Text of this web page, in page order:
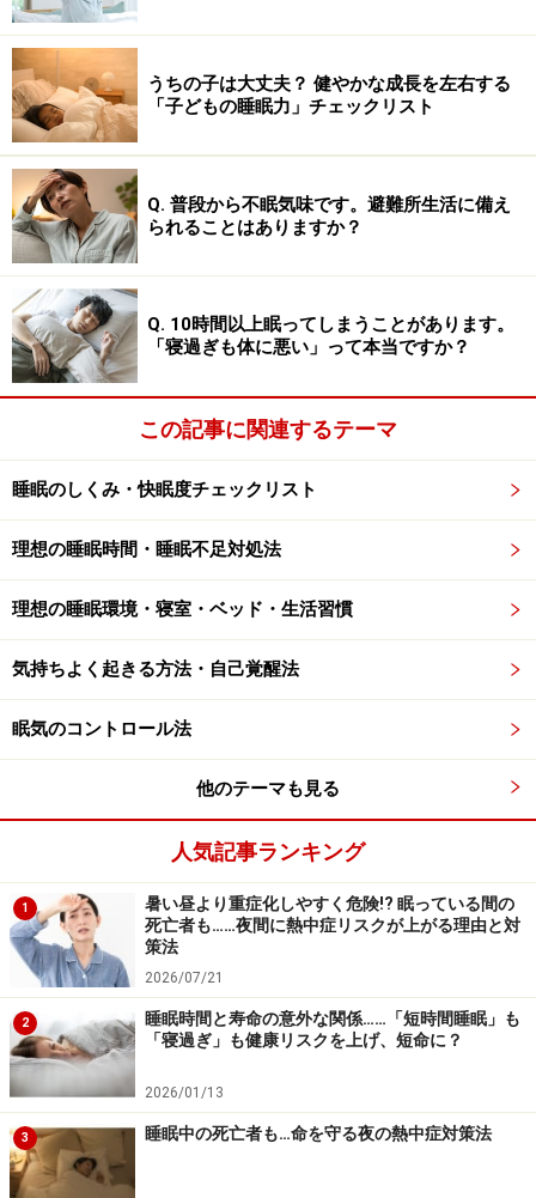
最後に、汚れ落ちの状態や異物の有無などを検査して、
依頼主の元へ返送されます。布団を工場に送ってから、
約1週間で戻ってきます。料金は、布団を受け取った時
に支払うシステムです。
「ザブザブふとんクリーニング」の料金
布団の丸洗いは、できれば年1回がおススメです。季節
の変わり目などに、それまで使っていた布団をクリーニ
ングに出す人が多いようです。
「スタンダードコース」のほかに、「抗菌・防臭コー
ス」があります。このコースではスタンダードコースに
加えて、オゾン殺菌処理と銀イオン抗菌処理が行われま
す。
クが6,300円、2枚パックが9,030円、一番人気の3枚パッ
クが11,550円です。抗菌・防臭コースは1枚パックが
ふとんクリニック（マルハチ）
ふかふか大好き！ 布団の正しい干し方と保管法
※記事内容は執筆時点のものです。最新の内容をご確認くださ
い。
※当サイトにおける医師・医療従事者等による情報の提供は、診
断・治療行為ではありません。診断・治療を必要とする方は、適
切な医療機関での受診をおすすめいたします。記事内容は執筆者
個人の見解によるものであり、全ての方への有効性を保証するも
のではありません。当サイトで提供する情報に基づいて被ったい
かなる損害についても、当社、各ガイド、その他当社と契約した
情報提供者は一切の責任を負いかねます。
免責事項
うちの子は大丈夫？ 健やかな成長を左右する
「子どもの睡眠力」チェックリスト
Q. 普段から不眠気味です。避難所生活に備え
られることはありますか？
Q. 10時間以上眠ってしまうことがあります。
「寝過ぎも体に悪い」って本当ですか？
この記事に関連するテーマ
睡眠のしくみ・快眠度チェックリスト
理想の睡眠時間・睡眠不足対処法
理想の睡眠環境・寝室・ベッド・生活習慣
気持ちよく起きる方法・自己覚醒法
眠気のコントロール法
他のテーマも見る
人気記事ランキング
1
暑い昼より重症化しやすく危険!? 眠っている間の
死亡者も……夜間に熱中症リスクが上がる理由と対
策法
2026/07/21
2
睡眠時間と寿命の意外な関係……「短時間睡眠」も
「寝過ぎ」も健康リスクを上げ、短命に？
2026/01/13
3 睡眠中の死亡者も…命を守る夜の熱中症対策法